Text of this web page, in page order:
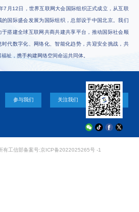
7月12日，世界互联网大会国际组织正式成立，从互联
的国际盛会发展为国际组织，总部设于中国北京。我们
于搭建全球互联网共商共建共享平台，推动国际社会顺
时代数字化、网络化、智能化趋势，共迎安全挑战，共
福祉，携手构建网络空间命运共同体。
参与我们 关注我们
有工信部备案号:京ICP备2022025265号 -1